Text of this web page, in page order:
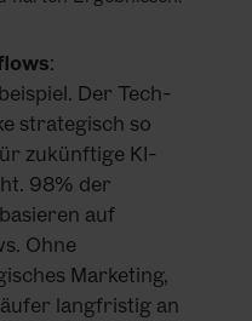
:
Der Tech-
strategisch so
zukünftige KI-
98% der
auf
Ohne
Marketing,
langfristig an